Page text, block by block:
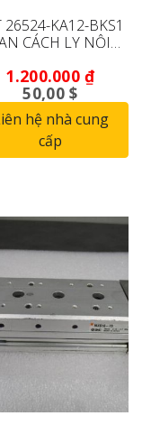
26524-KA12-BKS1
CÁCH LY NỘI
ĐỘNG)
1.200.000₫
50,00 $
hệ nhà cung
cấp